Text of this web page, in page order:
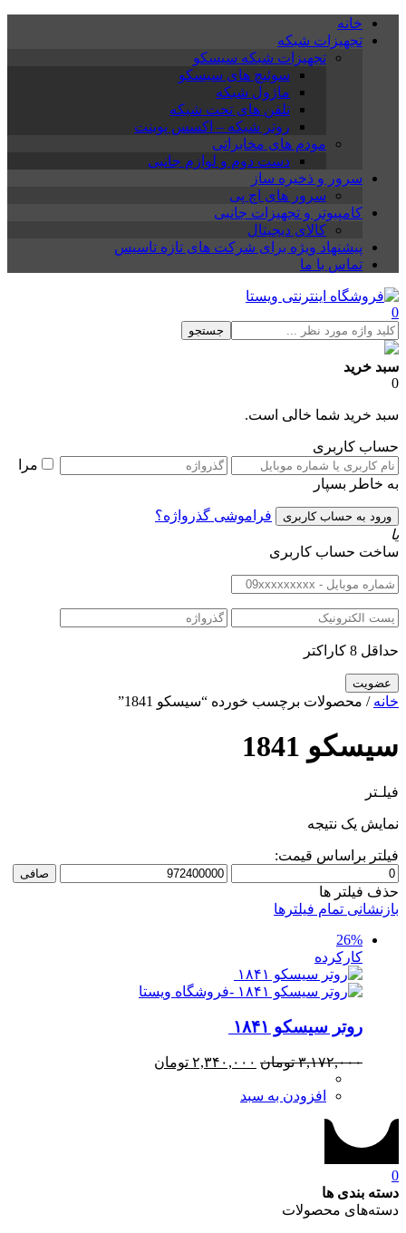
خانه
تجهیزات شبکه
تجهیزات شبکه سیسکو
سوئیچ های سیسکو
ماژول شبکه
تلفن های تحت شبکه
روتر شبکه – اکسس پوینت
مودم های مخابراتی
دست دوم و لوازم جانبی
سرور و ذخیره ساز
سرور های اچ پی
کامپیوتر و تجهیزات جانبی
کالای دیجیتال
پیشنهاد ویژه برای شرکت های تازه تاسیس
تماس با ما
0
جستجو
سبد خرید
0
سبد خرید شما خالی است.
حساب کاربری
مرا
به خاطر بسپار
فراموشی گذرواژه؟
یا
ساخت حساب کاربری
حداقل 8 کاراکتر
خانه / محصولات برچسب خورده “سیسکو 1841”
سیسکو 1841
فیلـتر
نمایش یک نتیجه
فیلتر براساس قیمت:
حداقل
قیمت
حداكثر
صافی
حذف فیلتر ها
بازنشانی تمام فیلترها
26%
کارکرده
روتر سیسکو ۱۸۴۱
۳,۱۷۲,۰۰۰ تومان قیمت
۲,۳۴۰,۰۰۰ تومان
افزودن به سبد
0
دسته بندی ها
دسته‌های محصولات